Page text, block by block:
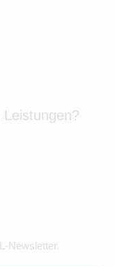
Newsletter.